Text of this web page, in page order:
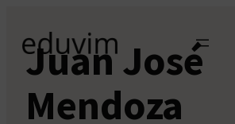
contenido
Juan José
Mendoza